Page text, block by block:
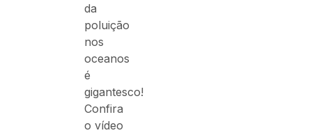
da
poluição
nos
oceanos
é
gigantesco!
Confira
o vídeo